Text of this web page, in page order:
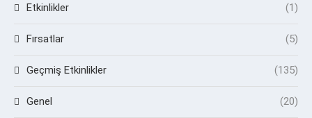
Etkinlikler (1)
Fırsatlar (5)
Geçmiş Etkinlikler (135)
Genel (20)